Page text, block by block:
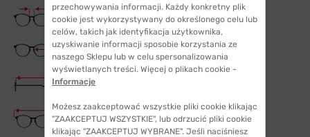
Szerokość mostka
18 mm
Szerokość szkła
53 mm
Długość zauszników
143 mm
Szerokość oprawki
143 mm
przechowywania informacji. Każdy konkretny plik
cookie jest wykorzystywany do określonego celu lub
celów, takich jak identyfikacja użytkownika,
uzyskiwanie informacji sposobie korzystania ze
naszego Sklepu lub w celu spersonalizowania
wyświetlanych treści. Więcej o plikach cookie -
Informacje
Możesz zaakceptować wszystkie pliki cookie klikając
"ZAAKCEPTUJ WSZYSTKIE", lub odrzucić pliki cookie
klikając "ZAAKCEPTUJ WYBRANE". Jeśli naciśniesz